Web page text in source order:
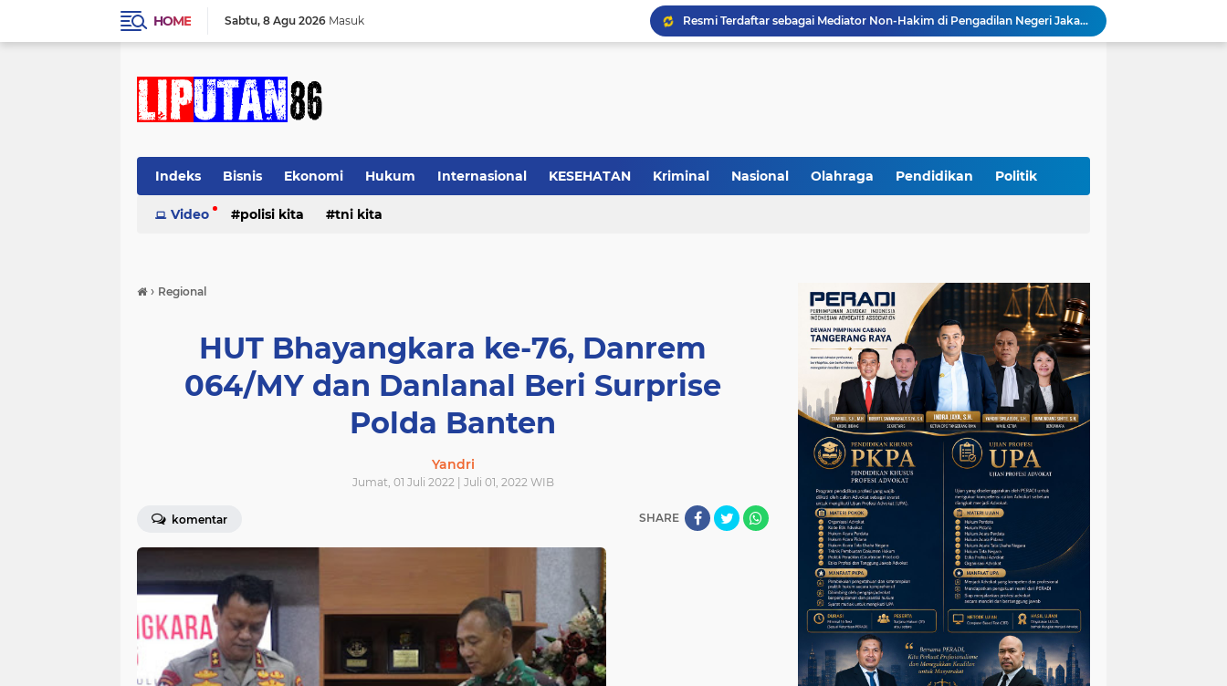
HOME Sabtu 8 Agu 2026 Masuk
Resmi Terdaftar sebagai Mediator Non-Hakim di Pengadilan Negeri Jakarta Selatan, Yandri, S.H. Siap Mengedepankan Keadilan Melalui Jalur Perdamaian
Yandri SH Kawal APDESI di Gugatan PSN PIK 2, Tegaskan Komitmen pada Supremasi Hukum
ketua LBH DEWAN ADAT BAMUS BETAWI Sapto Wibowo S, S.H. Jalih Pitoeng Salah Alamat Mengenai Statement di Media
Indeks Bisnis Ekonomi Hukum Internasional KESEHATAN Kriminal Nasional Olahraga Pendidikan Politik
Video polisi kita tni kita
› Regional
HUT Bhayangkara ke-76, Danrem
064/MY dan Danlanal Beri Surprise
Polda Banten
Yandri
Jumat, 01 Juli 2022 | Juli 01, 2022 WIB
komentar SHARE